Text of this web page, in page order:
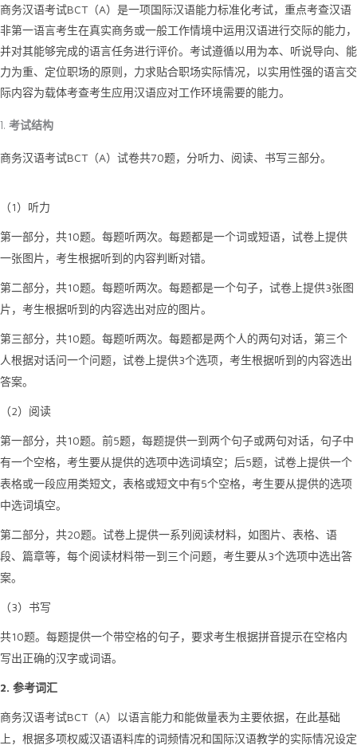
商务汉语考试BCT（A）是一项国际汉语能力标准化考试，重点考查汉语
非第一语言考生在真实商务或一般工作情境中运用汉语进行交际的能力，
并对其能够完成的语言任务进行评价。考试遵循以用为本、听说导向、能
力为重、定位职场的原则，力求贴合职场实际情况，以实用性强的语言交
际内容为载体考查考生应用汉语应对工作环境需要的能力。
考试结构
商务汉语考试BCT（A）试卷共70题，分听力、阅读、书写三部分。
（ 1 ）听力
第一部分，共10题。每题听两次。每题都是一个词或短语，试卷上提供
一张图片，考生根据听到的内容判断对错。
第二部分，共10题。每题听两次。每题都是一个句子，试卷上提供3张图
片，考生根据听到的内容选出对应的图片。
第三部分，共10题。每题听两次。每题都是两个人的两句对话，第三个
人根据对话问一个问题，试卷上提供3个选项，考生根据听到的内容选出
答案。
（2）阅读
第一部分，共10题。前5题，每题提供一到两个句子或两句对话，句子中
有一个空格，考生要从提供的选项中选词填空；后5题，试卷上提供一个
表格或一段应用类短文，表格或短文中有5个空格，考生要从提供的选项
中选词填空。
第二部分，共20题。试卷上提供一系列阅读材料，如图片、表格、语
段、篇章等，每个阅读材料带一到三个问题，考生要从3个选项中选出答
案。
（3）书写
共10题。每题提供一个带空格的句子，要求考生根据拼音提示在空格内
写出正确的汉字或词语。
2. 参考词汇
商务汉语考试BCT（A）以语言能力和能做量表为主要依据，在此基础
上，根据多项权威汉语语料库的词频情况和国际汉语教学的实际情况设定